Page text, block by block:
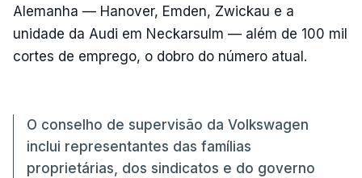
Alemanha — Hanover, Emden, Zwickau e a
unidade da Audi em Neckarsulm — além de 100 mil
cortes de emprego, o dobro do número atual.
O conselho de supervisão da Volkswagen
inclui representantes das famílias
proprietárias, dos sindicatos e do governo